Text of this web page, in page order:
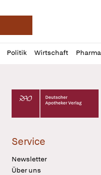
Deutsche
Politik Wirtschaft
Profil
öffnen
Daz
Pur
Deutscher Apotheker
Service
Newsletter
Über uns